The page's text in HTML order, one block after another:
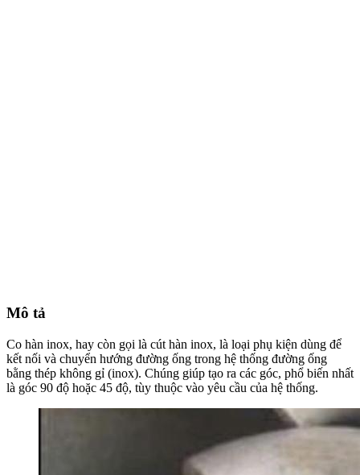
Mô tả
Co hàn inox, hay còn gọi là cút hàn inox, là loại phụ kiện dùng để
kết nối và chuyển hướng đường ống trong hệ thống đường ống
bằng thép không gỉ (inox). Chúng giúp tạo ra các góc, phổ biến nhất
là góc 90 độ hoặc 45 độ, tùy thuộc vào yêu cầu của hệ thống.